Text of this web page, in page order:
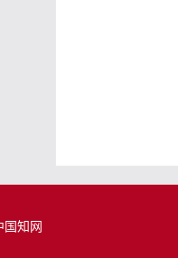
国知网